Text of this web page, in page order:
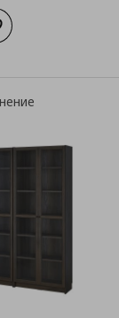
кошницата
към